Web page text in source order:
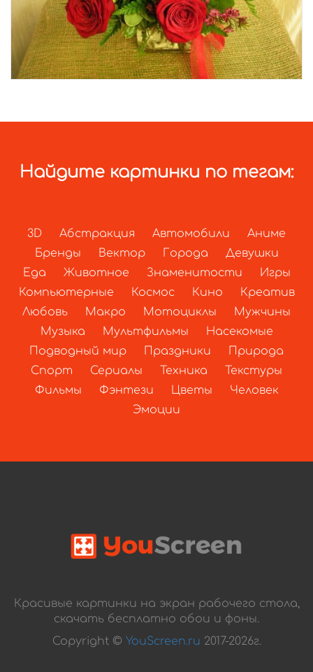
Найдите картинки по тегам:
3D Абстракция Автомобили
Аниме
Бренды
Вектор Города
Девушки
Еда
Животное Знаменитости
Игры
Компьютерные
Космос Кино
Креатив
Любовь
Макро Мотоциклы
Мужчины
Музыка
Мультфильмы
Насекомые
Подводный мир
Праздники
Природа
Спорт
Сериалы Техника
Текстуры
Фильмы
Фэнтези Цветы
Человек
Эмоции
Красивые картинки на экран рабочего стола,
скачать бесплатно обои и фоны.
Copyright © YouScreen.ru 2017-2026г.